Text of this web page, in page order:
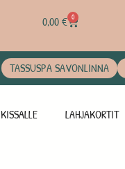
0,00€ 0
TASSUSPA SAVONLINNA
KISSALLE LAHJAKORTIT